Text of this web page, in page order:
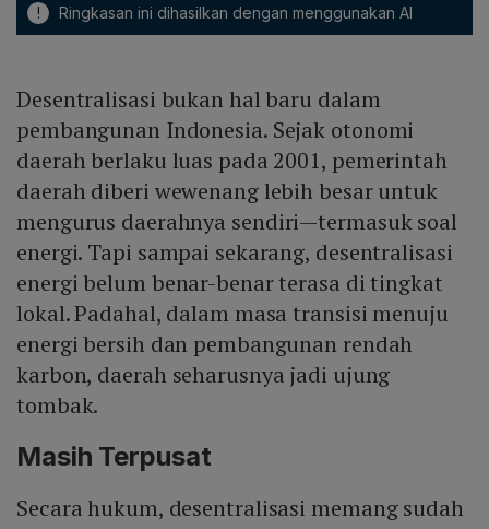
! Ringkasan ini dihasilkan dengan menggunakan AI
Desentralisasi bukan hal baru dalam
pembangunan Indonesia. Sejak otonomi
daerah berlaku luas pada 2001, pemerintah
daerah diberi wewenang lebih besar untuk
mengurus daerahnya sendiri—termasuk soal
energi. Tapi sampai sekarang, desentralisasi
energi belum benar-benar terasa di tingkat
lokal. Padahal, dalam masa transisi menuju
energi bersih dan pembangunan rendah
karbon, daerah seharusnya jadi ujung
tombak.
Masih Terpusat
Secara hukum, desentralisasi memang sudah